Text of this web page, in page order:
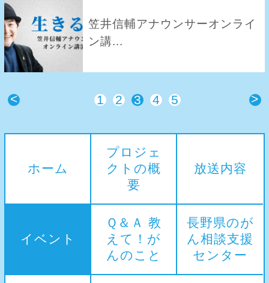
笠井信輔アナウンサーオンライ
ン講...
< 1 2 3 4 5 >
ホーム
プロジェ
クトの概
要
放送内容
イベント
Ｑ＆Ａ 教
えて！が
んのこと
長野県のが
ん相談支援
センター